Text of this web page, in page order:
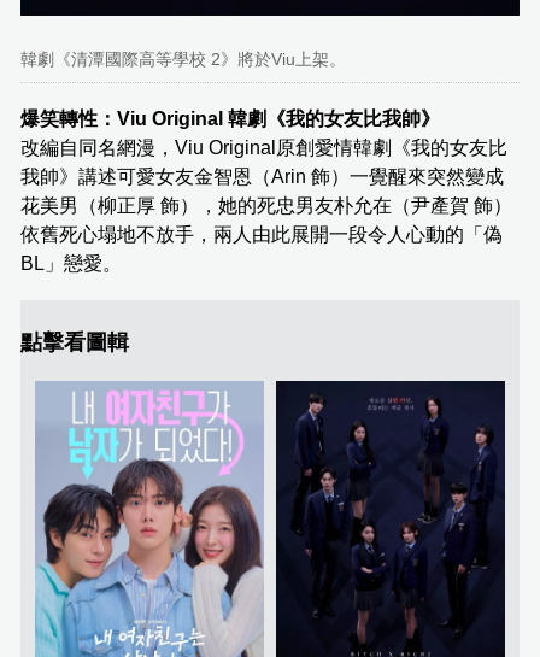
韓劇《清潭國際高等學校 2》將於Viu上架。
爆笑轉性：Viu Original 韓劇《我的女友比我帥》
改編自同名網漫，Viu Original原創愛情韓劇《我的女友比
我帥》講述可愛女友金智恩（Arin 飾）一覺醒來突然變成
花美男（柳正厚 飾），她的死忠男友朴允在（尹產賀 飾）
依舊死心塌地不放手，兩人由此展開一段令人心動的「偽
BL」戀愛。
點擊看圖輯